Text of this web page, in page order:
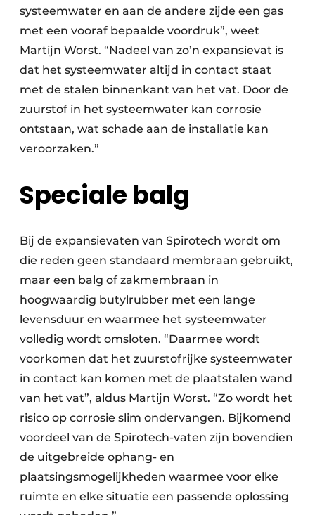
systeemwater en aan de andere zijde een gas
met een vooraf bepaalde voordruk”, weet
Martijn Worst. “Nadeel van zo’n expansievat is
dat het systeemwater altijd in contact staat
met de stalen binnenkant van het vat. Door de
zuurstof in het systeemwater kan corrosie
ontstaan, wat schade aan de installatie kan
veroorzaken.”
Speciale balg
Bij de expansievaten van Spirotech wordt om
die reden geen standaard membraan gebruikt,
maar een balg of zakmembraan in
hoogwaardig butylrubber met een lange
levensduur en waarmee het systeemwater
volledig wordt omsloten. “Daarmee wordt
voorkomen dat het zuurstofrijke systeemwater
in contact kan komen met de plaatstalen wand
van het vat”, aldus Martijn Worst. “Zo wordt het
risico op corrosie slim ondervangen. Bijkomend
voordeel van de Spirotech-vaten zijn bovendien
de uitgebreide ophang- en
plaatsingsmogelijkheden waarmee voor elke
ruimte en elke situatie een passende oplossing